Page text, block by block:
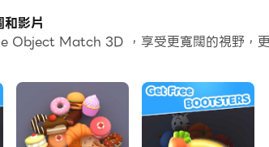
配對益智遊戲。
務，使這款消磨時間的遊戲成為同類游戲中
影片
Object Match 3D ，享受更寬闊的視野，